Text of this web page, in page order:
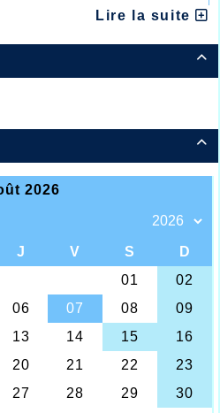
Meeting Abeilles /Lire la suite

